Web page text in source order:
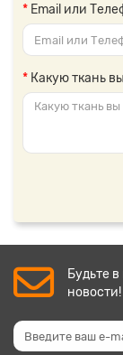
Email или
Какую ткань
Будьте